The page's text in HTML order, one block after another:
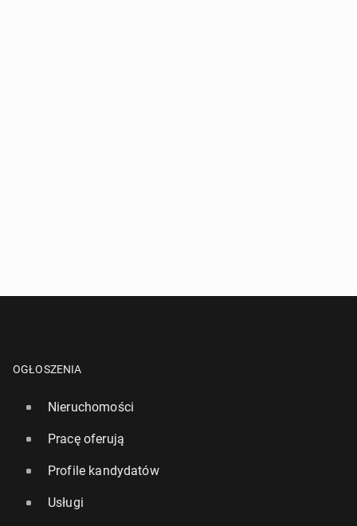
OGŁOSZENIA
Nieruchomości
Pracę oferują
Profile kandydatów
Usługi